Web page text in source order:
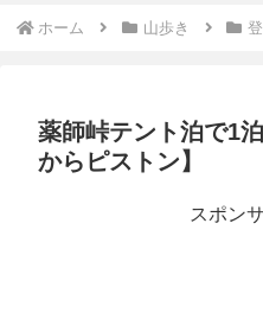
ホーム 山歩き
薬師峠テント泊で1
からピストン】
スポン